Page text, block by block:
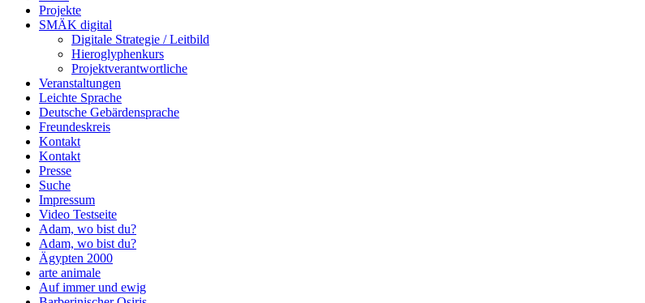
Projekte
SMÄK digital
Digitale Strategie / Leitbild
Hieroglyphenkurs
Projektverantwortliche
Veranstaltungen
Leichte Sprache
Deutsche Gebärdensprache
Freundeskreis
Kontakt
Kontakt
Presse
Suche
Impressum
Video Testseite
Adam, wo bist du?
Adam, wo bist du?
Ägypten 2000
arte animale
Auf immer und ewig